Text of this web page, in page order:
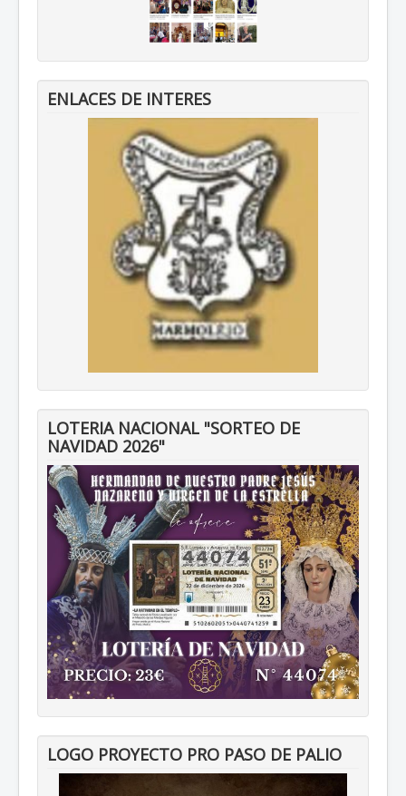
ENLACES DE INTERES
LOTERIA NACIONAL "SORTEO DE
NAVIDAD 2026"
LOGO PROYECTO PRO PASO DE PALIO